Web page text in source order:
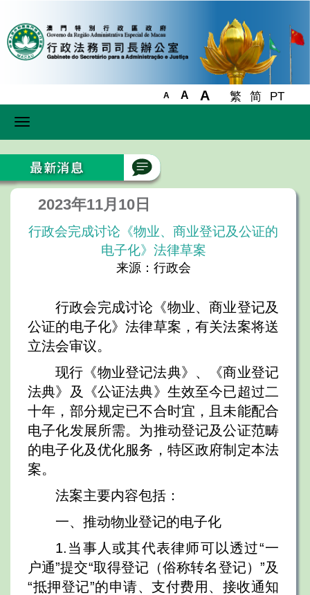
A A A 繁 简 PT
Toggle
2023年11月10日
行政会完成讨论《物业、商业登记及公证的
电子化》法律草案
来源：行政会
行政会完成讨论《物业、商业登记及
公证的电子化》法律草案，有关法案将送
立法会审议。
现行《物业登记法典》、《商业登记
法典》及《公证法典》生效至今已超过二
十年，部分规定已不合时宜，且未能配合
电子化发展所需。为推动登记及公证范畴
的电子化及优化服务，特区政府制定本法
案。
法案主要内容包括：
一、推动物业登记的电子化
1.当事人或其代表律师可以透过“一
户通”提交“取得登记（俗称转名登记）”及
“抵押登记”的申请、支付费用、接收通知